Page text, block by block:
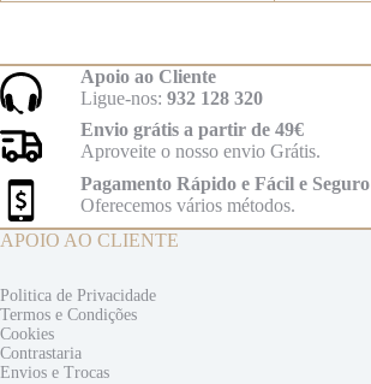
Apoio ao Cliente
Ligue-nos: 932 128 320
Envio grátis a partir de 49€
Aproveite o nosso envio Grátis.
Pagamento Rápido e Fácil e Seguro
Oferecemos vários métodos.
APOIO AO CLIENTE
Politica de Privacidade
Termos e Condições
Cookies
Contrastaria
Envios e Trocas